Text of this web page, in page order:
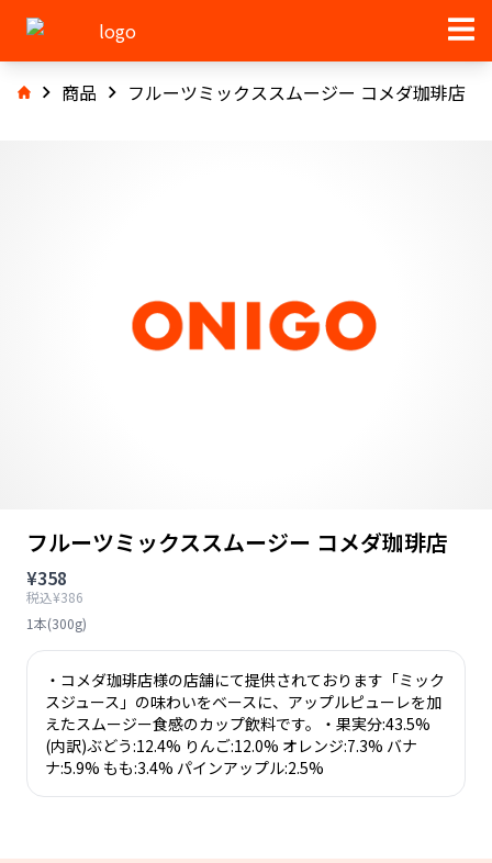
商品 フルーツミックススムージー コメダ珈琲店
フルーツミックススムージー コメダ珈琲店
¥358
税込¥386
1本(300g)
・コメダ珈琲店様の店舗にて提供されております「ミック
スジュース」の味わいをベースに、アップルピューレを加
えたスムージー食感のカップ飲料です。・果実分:43.5%
(内訳)ぶどう:12.4% りんご:12.0% オレンジ:7.3% バナ
ナ:5.9% もも:3.4% パインアップル:2.5%